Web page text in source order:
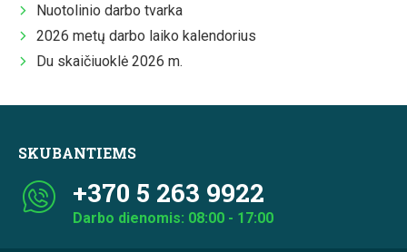
Nuotolinio darbo tvarka
2026 metų darbo laiko kalendorius
Du skaičiuoklė 2026 m.
SKUBANTIEMS
+370 5 263 9922
Darbo dienomis: 08:00 - 17:00